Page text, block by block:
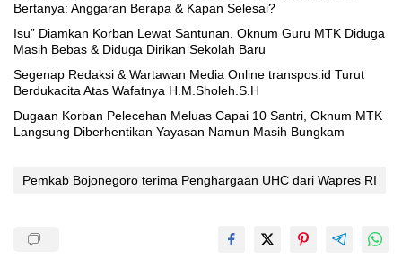
Bertanya: Anggaran Berapa & Kapan Selesai?
‎Isu” Diamkan Korban Lewat Santunan, Oknum Guru MTK Diduga
Masih Bebas & Diduga Dirikan Sekolah Baru
Segenap Redaksi & Wartawan Media Online transpos.id Turut
Berdukacita Atas Wafatnya H.M.Sholeh.S.H
‎Dugaan Korban Pelecehan Meluas Capai 10 Santri, Oknum MTK
Langsung Diberhentikan Yayasan Namun Masih Bungkam
Pemkab Bojonegoro terima Penghargaan UHC dari Wapres RI